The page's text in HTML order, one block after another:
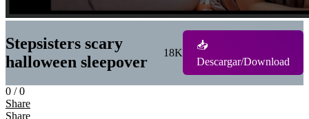
Stepsisters scary
halloween sleepover
18K
📥
Descargar/Download
0 /0
Share
Share